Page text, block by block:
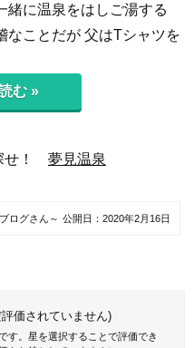
緒に温泉をはしご湯する
なことだが 父はTシャツを
む »
せ！ 夢見温泉
ログさん～ 公開日： 2020年2月16日
価されていません)
す。星を選択することで評価でき